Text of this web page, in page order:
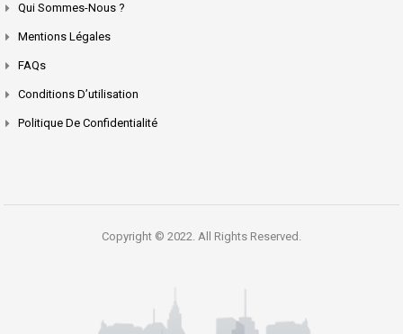
Qui Sommes-Nous ?
Mentions Légales
FAQs
Conditions D’utilisation
Politique De Confidentialité
Copyright © 2022. All Rights Reserved.